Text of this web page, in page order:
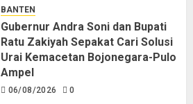
BANTEN
Gubernur Andra Soni dan Bupati
Ratu Zakiyah Sepakat Cari Solusi
Urai Kemacetan Bojonegara-Pulo
Ampel
06/08/2026 0